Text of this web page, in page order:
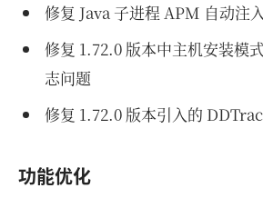
修复 Java 子进程 APM 自动注
修复 1.72.0 版本中主机安装模
志问题
修复 1.72.0 版本引入的
功能优化